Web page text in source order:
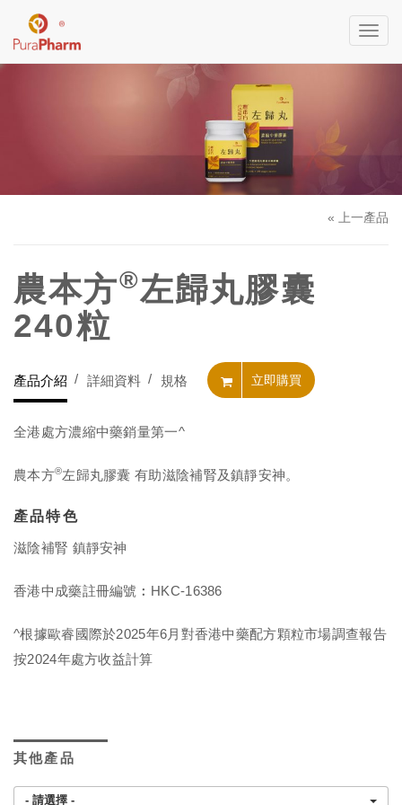
« 上一產品
農本方®左歸丸膠囊
240粒
產品介紹 詳細資料 規格 立即購買
全港處方濃縮中藥銷量第一^
農本方®左歸丸膠囊 有助滋陰補腎及鎮靜安神。
產品特色
滋陰補腎 鎮靜安神
香港中成藥註冊編號︰HKC-16386
^根據歐睿國際於2025年6月對香港中藥配方顆粒市場調查報告
按2024年處方收益計算
其他產品
- 請選擇 -